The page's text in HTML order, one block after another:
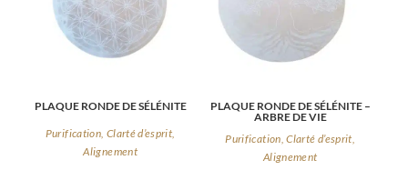
PLAQUE RONDE DE SÉLÉNITE
Purification, Clarté d’esprit,
Alignement
PLAQUE RONDE DE SÉLÉNITE –
ARBRE DE VIE
Purification, Clarté d’esprit,
Alignement